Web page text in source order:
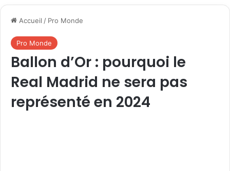
Accueil / Pro Monde
Pro Monde
Ballon d’Or : pourquoi le
Real Madrid ne sera pas
représenté en 2024